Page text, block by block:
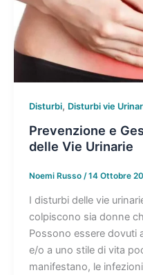
Disturbi, Disturbi vie
Prevenzione e
delle Vie Urinarie
Noemi Russo /14 Ottobre
I disturbi delle vie
colpiscono sia donne
Possono essere dovuti
e/o a uno stile di vita
manifestano, le